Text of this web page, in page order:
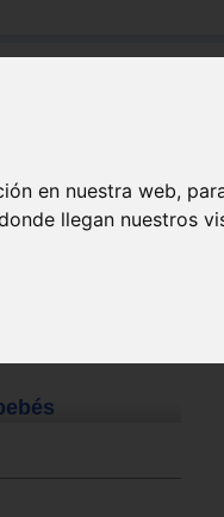
en nuestra web,
llegan nuestros